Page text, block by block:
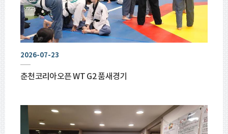
2026-07-23
춘천코리아오픈 WT G2 품새경기